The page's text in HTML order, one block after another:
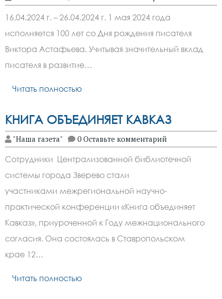
16.04.2024 г. – 26.04.2024 г. 1 мая 2024 года
исполняется 100 лет со Дня рождения писателя
Виктора Астафьева. Учитывая значительный вклад
писателя в развитие…
Читать полностью
КНИГА ОБЪЕДИНЯЕТ КАВКАЗ
"Наша газета" 0 Оставьте комментарий
Сотрудники Централизованной библиотечной
системы города Зверево стали
участниками межрегиональной научно-
практической конференции «Книга объединяет
Кавказ», приуроченной к Году межнационального
согласия. Она состоялась в Ставропольском
крае 12…
Читать полностью